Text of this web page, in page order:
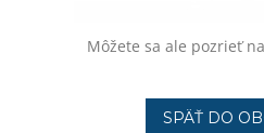
Môžete sa ale pozrieť
SPÄŤ DO